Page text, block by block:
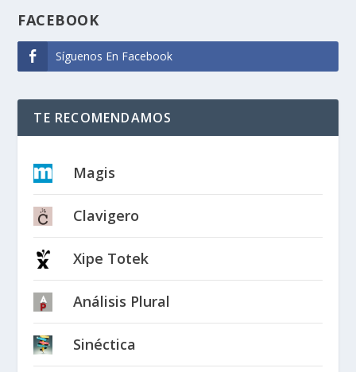
FACEBOOK
Síguenos En Facebook
TE RECOMENDAMOS
Magis
Clavigero
Xipe Totek
Análisis Plural
Sinéctica